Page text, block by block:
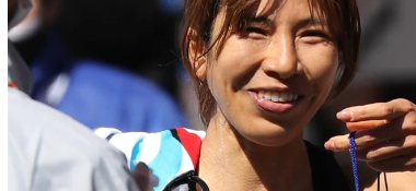
で
日
本
歴
代
2
位
好